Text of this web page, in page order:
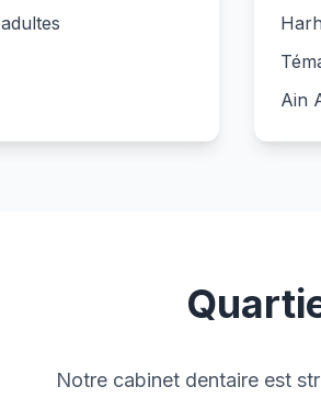
Ain
Notre cabinet dentaire est